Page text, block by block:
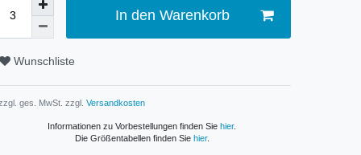
In den Warenkorb
Wunschliste
ges. MwSt. zzgl. Versandkosten
Informationen zu Vorbestellungen finden Sie hier.
Die Größentabellen finden Sie hier.